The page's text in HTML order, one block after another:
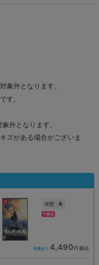
象外となります。
す。
外となります。
ズがある場合がございま
状態 : A
千葉店
在庫あり 4,490 円 税込